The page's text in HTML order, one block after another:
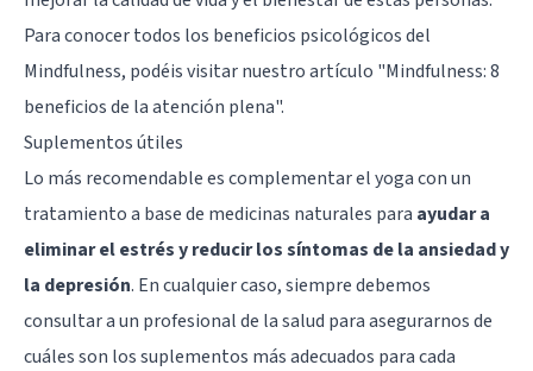
Para conocer todos los beneficios psicológicos del
Mindfulness, podéis visitar nuestro artículo "Mindfulness: 8
beneficios de la atención plena".
Suplementos útiles
Lo más recomendable es complementar el yoga con un
tratamiento a base de medicinas naturales para ayudar a
eliminar el estrés y reducir los síntomas de la ansiedad y
la depresión. En cualquier caso, siempre debemos
consultar a un profesional de la salud para asegurarnos de
cuáles son los suplementos más adecuados para cada